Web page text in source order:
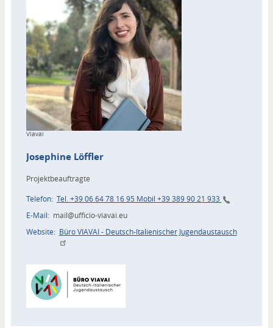
Copyright
Viavai
Josephine Löffler
Projektbeauftragte
Telefon Tel. +39 06 64 78 16 95 Mobil +39 389 90 21 933
E-Mail
mail@ufficio-viavai.eu
Website
Büro VIAVAI - Deutsch-Italienischer Jugendaustausch
Akteur